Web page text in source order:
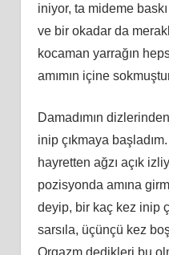
iniyor, ta mideme baskı
ve bir okadar da
kocaman yarrağın
amımın içine
Damadımın
inip çıkmaya başladım.
hayretten ağzı açık
pozisyonda amına
deyip, bir kaç kez inip
sarsıla, üçünçü kez
Orgazm dedikleri bu